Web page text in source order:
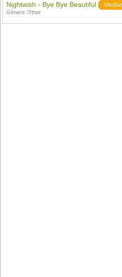
Nightwish - Bye Bye Beautiful
Gênero:Other